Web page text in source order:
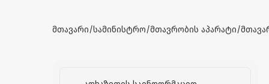
მთავარი/სამინისტრო/მთავრობის აპარატი/